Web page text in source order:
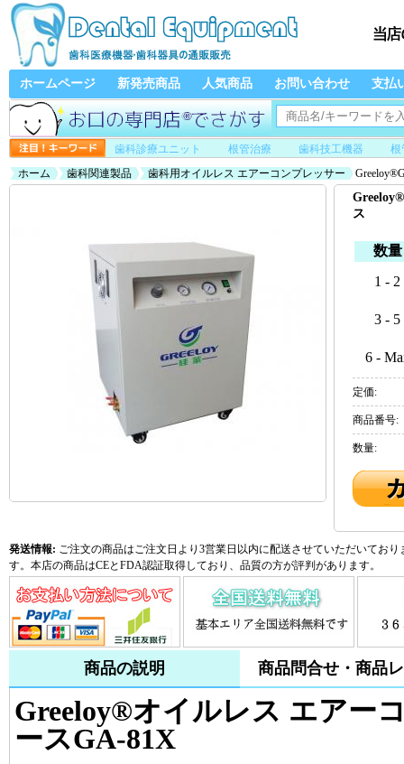
ホームページ 新発売商品 人気商品 お問い合わせ 支払
歯科診療ユニット 根管治療 歯科技工機器
根
ホーム
歯科関連製品 歯科用オイルレス エアーコンプレッサー
ス
数量
1 - 2
3 - 5
6 -
定価:
商品番号:
数量:
発送情報: ご注文の商品はご注文日より3営業日以内に配送させていただいてお
す。本店の商品はCEとFDA認証取得しており、品質の方が評判があります。
商品の説明 商品問合せ・商品
Greeloy®オイルレス エアー
ースGA-81X